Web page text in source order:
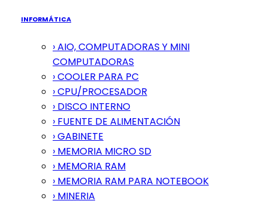
INFORMÁTICA
› AIO, COMPUTADORAS Y MINI
COMPUTADORAS
› COOLER PARA PC
› CPU/PROCESADOR
› DISCO INTERNO
› FUENTE DE ALIMENTACIÓN
› GABINETE
› MEMORIA MICRO SD
› MEMORIA RAM
› MEMORIA RAM PARA NOTEBOOK
› MINERIA